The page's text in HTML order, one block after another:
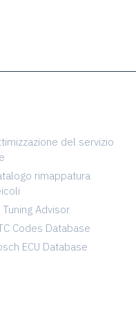
del servizio
rimappatura
Tuning Advisor
Codes Database
ECU Database